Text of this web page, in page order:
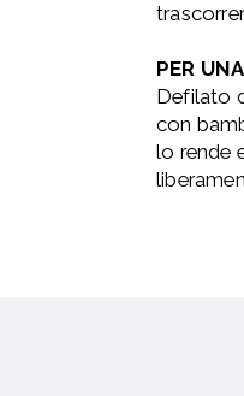
PER
Defilato
con
lo rende